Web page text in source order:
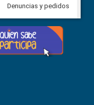
7 agosto, 2026
Next
Denuncias y pedidos